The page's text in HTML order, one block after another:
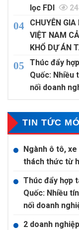
lọc FDI
CHUYÊN
VIỆT NAM
KHỔ DỰ ÁN
Thúc đẩy
Quốc: Nhiều
nối doanh
TIN TỨC
Ngành ô tô,
thách thức từ
Thúc đẩy hợp
Quốc: Nhiều
nối doanh
2 doanh